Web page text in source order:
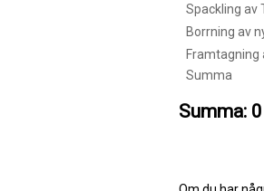
Spackling av
Borrning av
Summa
Summa: